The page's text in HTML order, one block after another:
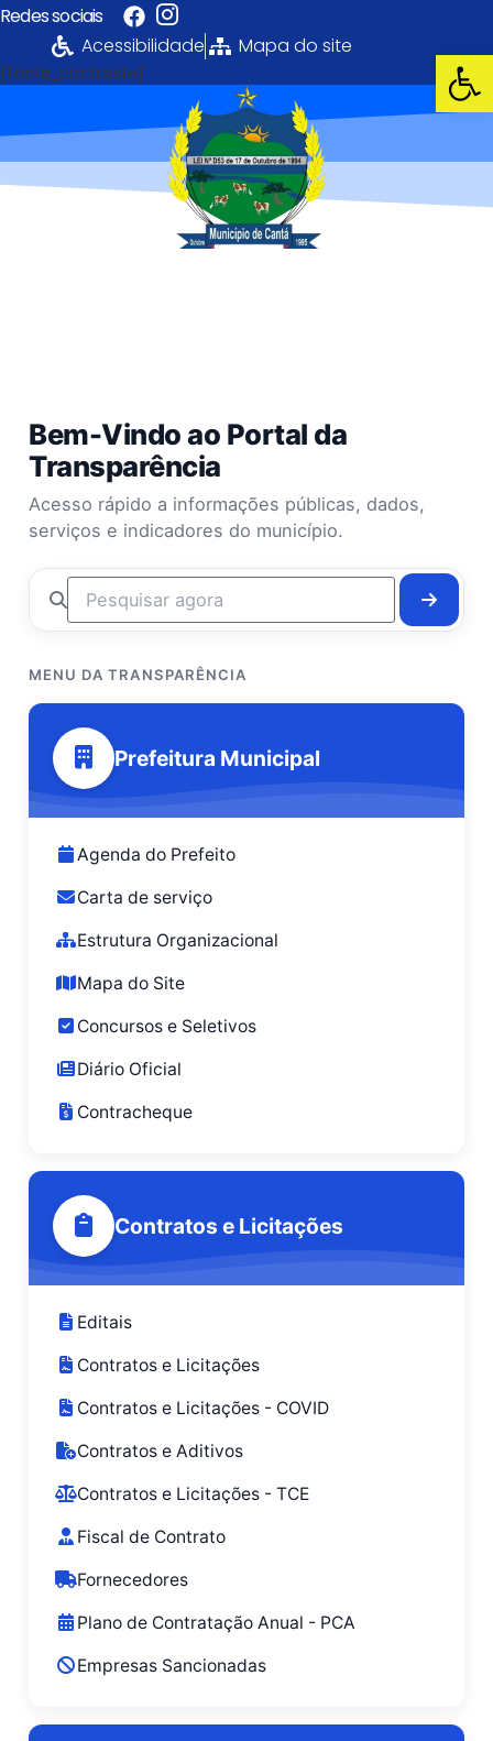
Redes sociais
Acessibilidade
Mapa do site
[fonte_contraste]
Bem-Vindo ao Portal da
Transparência
Acesso rápido a informações públicas, dados,
serviços e indicadores do município.
MENU DA TRANSPARÊNCIA
Prefeitura Municipal
Agenda do Prefeito
Carta de serviço
Estrutura Organizacional
Mapa do Site
Concursos e Seletivos
Diário Oficial
Contracheque
Contratos e Licitações
Editais
Contratos e Licitações
Contratos e Licitações - COVID
Contratos e Aditivos
Contratos e Licitações - TCE
Fiscal de Contrato
Fornecedores
Plano de Contratação Anual - PCA
Empresas Sancionadas